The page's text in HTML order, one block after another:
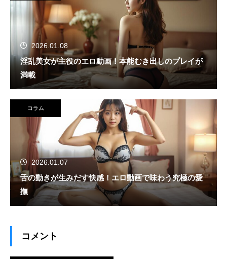
2026.01.08
淫乱美女が主役のエロ動画！本能むき出しのプレイが
満載
コラム
2026.01.07
舌の動きが生みだす快感！エロ動画で味わう究極の愛
撫
コメント